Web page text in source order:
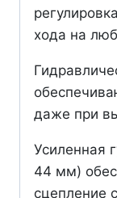
хода на
даже при
Усиленная
44 мм)
сцепление